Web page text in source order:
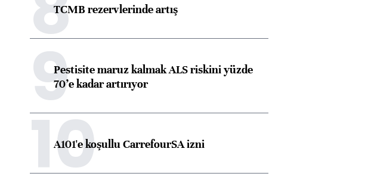
TCMB rezervlerinde artış
9Pestisite maruz kalmak ALS riskini yüzde
70’e kadar artırıyor
10
A101'e koşullu CarrefourSA izni